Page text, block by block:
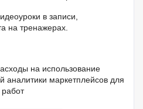
в записи,
на тренажерах.
на использование
аналитики маркетплейсов для